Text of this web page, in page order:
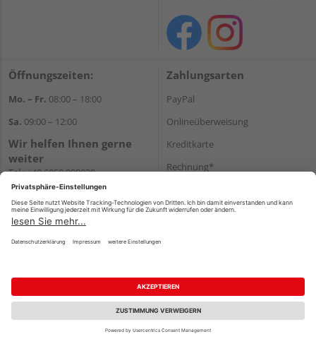
Öffnungszeiten:
Mo. – Fr. 08:00 – 18:00
Sa. 09:00 – 12:00
Wir helfen Ihnen gerne
weiter
Tel.:+49 6050 908030
E-Mail:shop@holzland-
linkundbecker.de
Zahlungsarten
PayPal
Onlineüberweisung
Kreditkarte
Rechnung*
Versand
Impressum AGB Widerruf
Datenschutz
Reservierungsbedingungen
Vertrag widerrufen